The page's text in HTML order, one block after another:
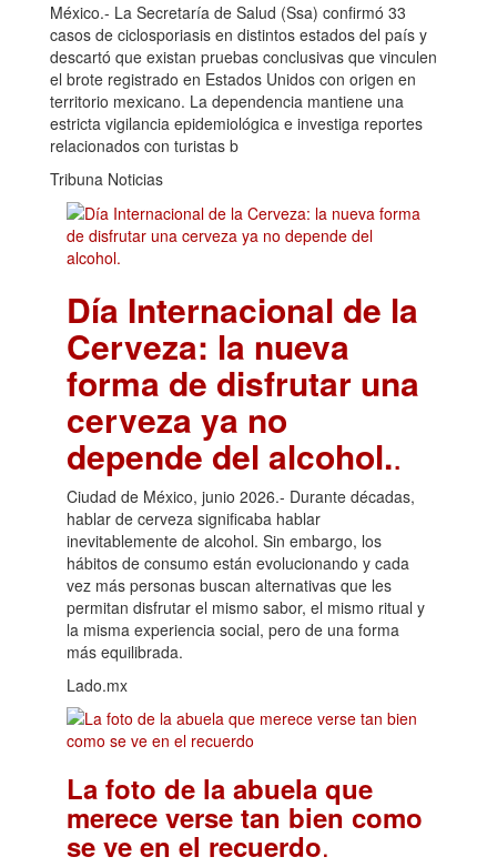
México.- La Secretaría de Salud (Ssa) confirmó 33
casos de ciclosporiasis en distintos estados del país y
descartó que existan pruebas conclusivas que vinculen
el brote registrado en Estados Unidos con origen en
territorio mexicano. La dependencia mantiene una
estricta vigilancia epidemiológica e investiga reportes
relacionados con turistas b
Tribuna Noticias
Día Internacional de la
Cerveza: la nueva
forma de disfrutar una
cerveza ya no
depende del alcohol..
Ciudad de México, junio 2026.- Durante décadas,
hablar de cerveza significaba hablar
inevitablemente de alcohol. Sin embargo, los
hábitos de consumo están evolucionando y cada
vez más personas buscan alternativas que les
permitan disfrutar el mismo sabor, el mismo ritual y
la misma experiencia social, pero de una forma
más equilibrada.
Lado.mx
La foto de la abuela que
merece verse tan bien como
se ve en el recuerdo.